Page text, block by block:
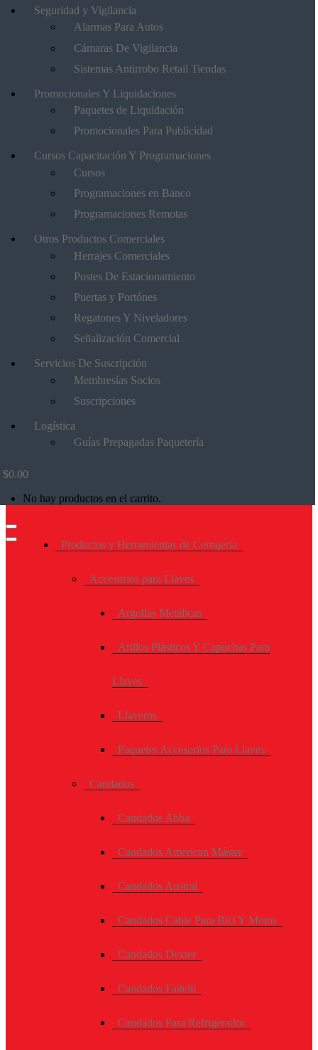
Seguridad y Vigilancia
Alarmas Para Autos
Cámaras De Vigilancia
Sistemas Antirrobo Retail Tiendas
Promocionales Y Liquidaciones
Paquetes de Liquidación
Promocionales Para Publicidad
Cursos Capacitación Y Programaciones
Cursos
Programaciones en Banco
Programaciones Remotas
Otros Productos Comerciales
Herrajes Comerciales
Postes De Estacionamiento
Puertas y Portónes
Regatones Y Niveladores
Señalización Comercial
Servicios De Suscripción
Membresías Socios
Suscripciones
Logística
Guías Prepagadas Paquetería
$0.00
No hay productos en el carrito.
Productos y Herramientas de Cerrajeria
Accesorios para Llaves
Argollas Metálicas
Arillos Plásticos Y Capuchas Para
Llaves
Llaveros
Paquetes Accesorios Para Llaves
Candados
Candados Abba
Candados American Máster
Candados Austral
Candados Cable Para Bici Y Motos
Candados Dexter
Candados Faitelli
Candados Para Refrigerador